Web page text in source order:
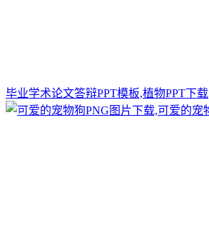
毕业学术论文答辩PPT模板,植物PPT下载